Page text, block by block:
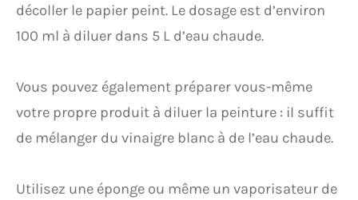
décoller le papier peint. Le dosage est d’environ
100 ml à diluer dans 5 L d’eau chaude.
Vous pouvez également préparer vous-même
votre propre produit à diluer la peinture : il suffit
de mélanger du vinaigre blanc à de l’eau chaude.
Utilisez une éponge ou même un vaporisateur de